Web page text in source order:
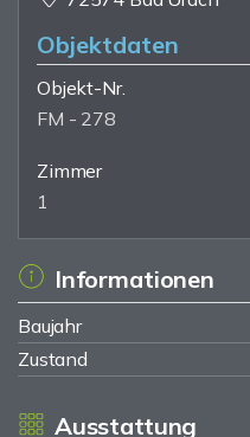
Objektdaten
Objekt-Nr.
FM - 278
Zimmer
1
Informationen
Baujahr
Zustand
Ausstattung